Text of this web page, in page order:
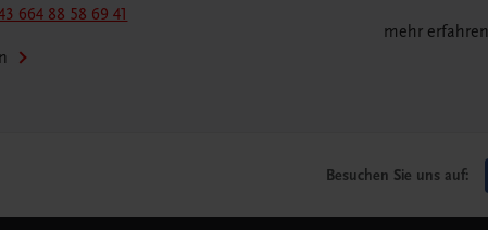
664 88 58 69 41
mehr erfahren
Besuchen Sie uns auf: